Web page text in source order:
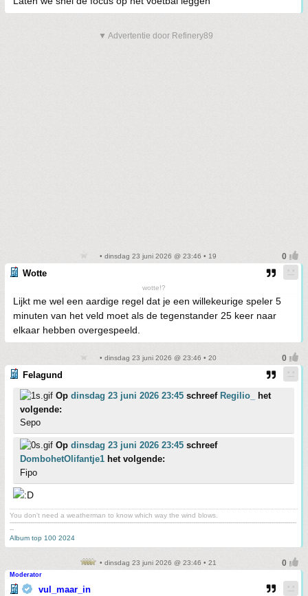
▼ Advertentie door Refinery89
• dinsdag 23 juni 2026 @ 23:46 • 19
Wotte
wotte!?
Lijkt me wel een aardige regel dat je een willekeurige speler 5
minuten van het veld moet als de tegenstander 25 keer naar
elkaar hebben overgespeeld.
• dinsdag 23 juni 2026 @ 23:46 • 20
Felagund
Op dinsdag 23 juni 2026 23:45 schreef Regilio_
het
volgende:
Sepo
Op dinsdag 23 juni 2026 23:45 schreef
DombohetOlifantje1 het volgende:
Fipo
You don't need a weatherman to know which way the wind blows.
-------------------------------------------------------------------------------------------------------------------------------------------
--
Album top 100 2024
• dinsdag 23 juni 2026 @ 23:46 • 21
Moderator
vul_maar_in